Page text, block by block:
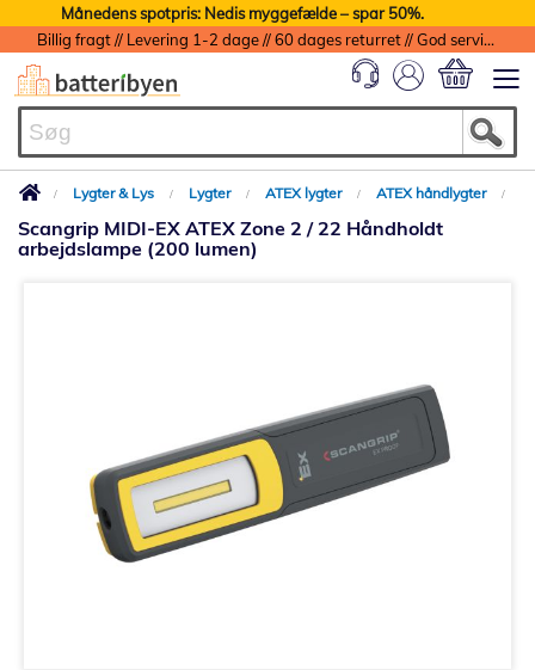
Månedens spotpris: Nedis myggefælde – spar 50%.
Billig fragt // Levering 1-2 dage // 60 dages returret // God service med garanti
Lygter & Lys Lygter ATEX lygter ATEX håndlygter
Scangrip MIDI-EX ATEX Zone 2 / 22 Håndholdt
arbejdslampe (200 lumen)